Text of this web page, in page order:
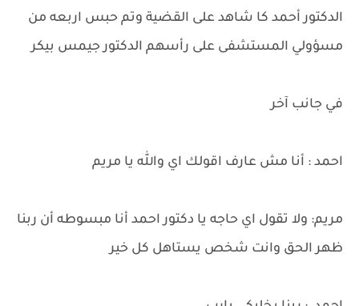
الدكتور أحمد كا شاهد على القضية وتم حبس اربعه من
مسؤولي المستشفى على رأسهم الدكتور جيمس بيكر
في جانب آخر
احمد : أنا مش عارف اقولك اي والله يا مريم
مريم: ولا تقول اي حاجه يا دكتور احمد أنا مبسوطه أن ربنا
ظهر الحق وانت شخص يستاهل كل خير